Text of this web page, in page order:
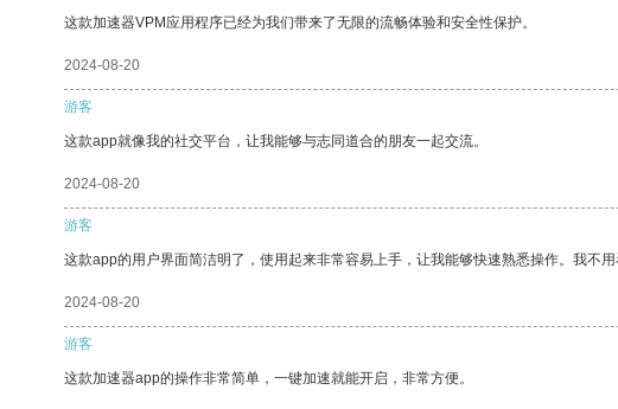
这款加速器VPM应用程序已经为我们带来了无限的流畅体验和安全性保护。
2024-08-20
游客
这款app就像我的社交平台，让我能够与志同道合的朋友一起交流。
2024-08-20
游客
这款app的用户界面简洁明了，使用起来非常容易上手，让我能够快速熟悉操作。我不
2024-08-20
游客
这款加速器app的操作非常简单，一键加速就能开启，非常方便。